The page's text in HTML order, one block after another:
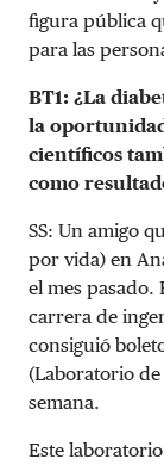
figura pública
para las
BT1: ¿La
la
científicos
como
SS: Un amigo
por vida) en
el mes pasado.
carrera de
consiguió
(Laboratorio
semana.
Este